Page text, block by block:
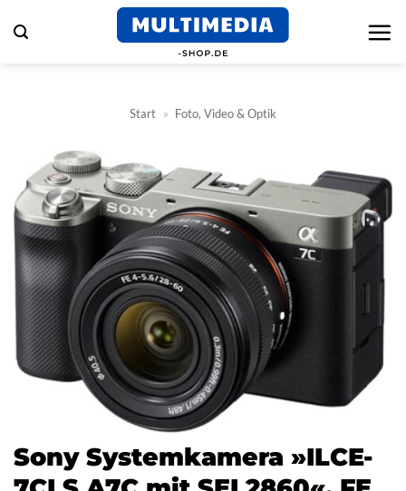
Inhalt
Start » Foto, Video & Optik
Sony Systemkamera »ILCE-